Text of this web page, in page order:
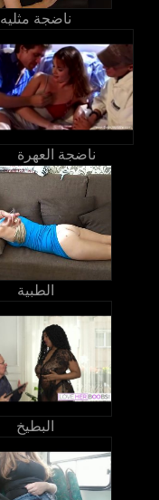
ناضجة مثليه
ناضجة العهرة
الطبية
البطيخ